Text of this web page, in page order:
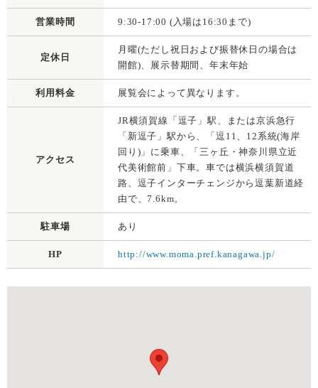
営業時間 9:30-17:00 (入場は16:30まで)
定休日
月曜(ただし祝日および振替休日の場合は
開館)、展示替期間、年末年始
利用料金 展覧会によって異なります。
アクセス
JR横須賀線「逗子」駅、または京浜急行
「新逗子」駅から、「逗11、12系統(海岸
回り)」に乗車、「三ヶ丘・神奈川県立近
代美術館前」下車。車では横浜横須賀道
路、逗子インターチェンジから逗葉新道経
由で、7.6km。
駐車場 あり
HP http://www.moma.pref.kanagawa.jp/